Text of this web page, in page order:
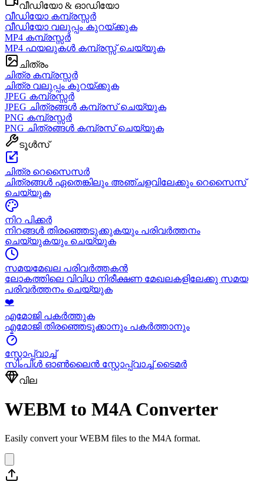
വീഡിയോ & ഓഡിയോ
വീഡിയോ കമ്പ്രസ്സർ
വീഡിയോ വലുപ്പം കുറയ്ക്കുക
MP4 കമ്പ്രസ്സർ
MP4 ഫയലുകൾ കമ്പ്രസ്സ് ചെയ്യുക
ചിത്രം
ചിത്ര കമ്പ്രസ്സർ
ചിത്ര വലുപ്പം കുറയ്ക്കുക
JPEG കമ്പ്രസ്സർ
JPEG ചിത്രങ്ങൾ കമ്പ്രസ് ചെയ്യുക
PNG കമ്പ്രസ്സർ
PNG ചിത്രങ്ങൾ കമ്പ്രസ് ചെയ്യുക
ടൂൾസ്
ചിത്ര റെസൈസർ
ചിത്രങ്ങൾ ഏതെങ്കിലും അഞ്ചളവിലേക്കും റെസൈസ്
ചെയ്യുക
നിറ പിക്കർ
നിറങ്ങൾ തിരഞ്ഞെടുക്കുകയും പരിവർത്തനം
ചെയ്യുകയും ചെയ്യുക
സമയമേഖല പരിവർത്തകൻ
ലോകത്തിലെ വിവിധ നിരീക്ഷണ മേഖലകളിലേക്കു സമയ
പരിവർത്തനം ചെയ്യുക
❤️
എമോജി പകർത്തുക
എമോജി തിരഞ്ഞെടുക്കാനും പകർത്താനും
സ്റ്റോപ്പ്വാച്ച്
സിംപിൾ ഓൺലൈൻ സ്റ്റോപ്പ്വാച്ച് ടൈമർ
വില
WEBM to M4A Converter
Easily convert your WEBM files to the M4A format.